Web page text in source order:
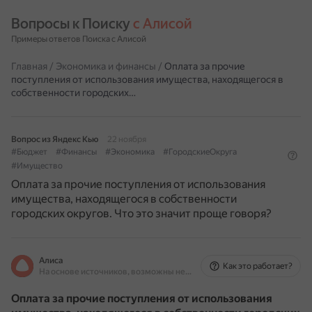
Вопросы к Поиску с Алисой
Примеры ответов Поиска с Алисой
Главная / Экономика и финансы / Оплата за прочие
поступления от использования имущества, находящегося в
собственности городских…
Вопрос из Яндекс Кью
22 ноября
#Бюджет
#Финансы #Экономика
#ГородскиеОкруга
#Имущество
Оплата за прочие поступления от использования
имущества, находящегося в собственности
городских округов. Что это значит проще говоря?
Алиса
На основе источников, возможны неточности
Как это работает?
Оплата за прочие поступления от использования